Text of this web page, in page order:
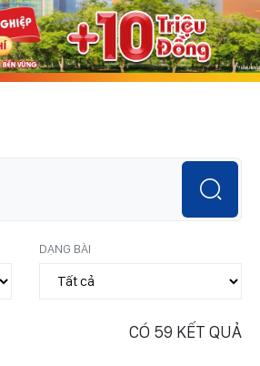
DẠNG BÀI
CÓ 59 KẾT QUẢ